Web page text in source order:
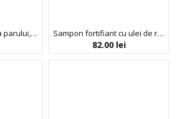
Gel pentru netezirea parului, cu ulei de rozmarin si ricin, Slick Gel, Strong Curls, Umberto Giannini, 50 ml Sampon fortifiant cu ulei de rozmarin pentru parul cret, Strong Curls, Umberto Giannini, 250 ml
82.00 lei